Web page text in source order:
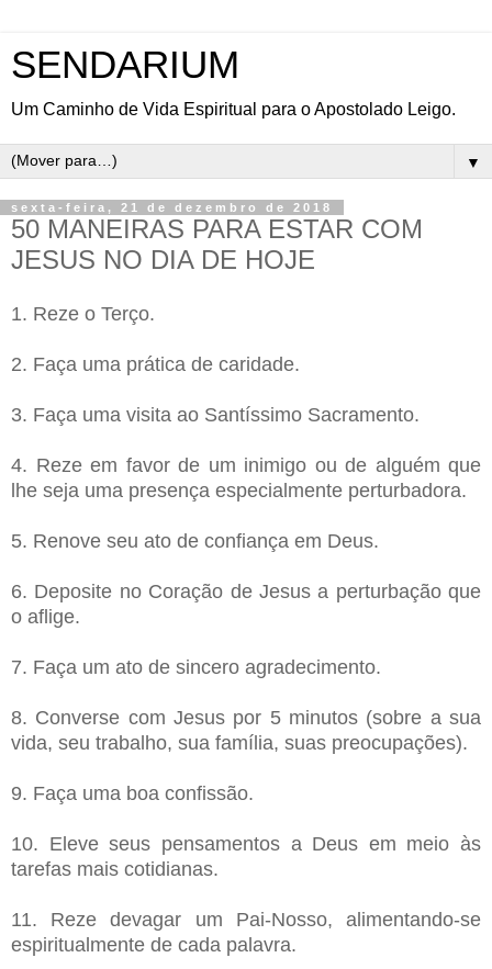
SENDARIUM
Um Caminho de Vida Espiritual para o Apostolado Leigo.
▼
sexta-feira, 21 de dezembro de 2018
50 MANEIRAS PARA ESTAR COM
JESUS NO DIA DE HOJE
1. Reze o Terço.
2. Faça uma prática de caridade.
3. Faça uma visita ao Santíssimo Sacramento.
4. Reze em favor de um inimigo ou de alguém que
lhe seja uma presença especialmente perturbadora.
5. Renove seu ato de confiança em Deus.
6. Deposite no Coração de Jesus a perturbação que
o aflige.
7. Faça um ato de sincero agradecimento.
8. Converse com Jesus por 5 minutos (sobre a sua
vida, seu trabalho, sua família, suas preocupações).
9. Faça uma boa confissão.
10. Eleve seus pensamentos a Deus em meio às
tarefas mais cotidianas.
11. Reze devagar um Pai-Nosso, alimentando-se
espiritualmente de cada palavra.